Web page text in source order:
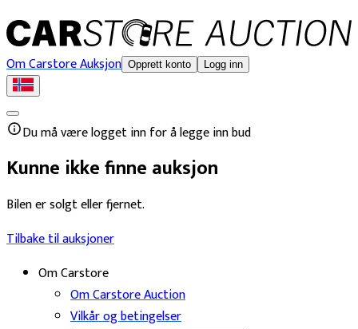
Om Carstore Auksjon Opprett konto Logg inn
Du må være logget inn for å legge inn bud
Kunne ikke finne auksjon
Bilen er solgt eller fjernet.
Tilbake til auksjoner
Om Carstore
Om Carstore Auction
Vilkår og betingelser